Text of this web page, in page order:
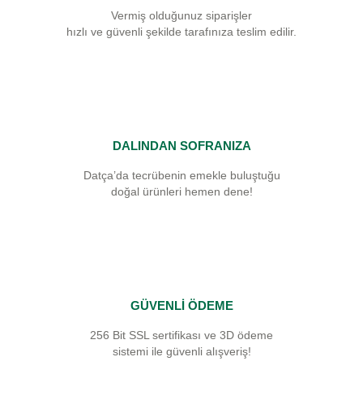
Vermiş olduğunuz siparişler
hızlı ve güvenli şekilde tarafınıza teslim edilir.
DALINDAN SOFRANIZA
Datça’da tecrübenin emekle buluştuğu
doğal ürünleri hemen dene!
GÜVENLİ ÖDEME
256 Bit SSL sertifikası ve 3D ödeme
sistemi ile güvenli alışveriş!